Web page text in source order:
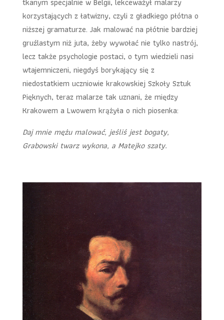
korzystających z łatwizny, czyli z gładkiego płótna o
niższej gramaturze. Jak malować na płótnie bardziej
gruźlastym niż juta, żeby wywołać nie tylko nastrój,
lecz także psychologie postaci, o tym wiedzieli nasi
wtajemniczeni, niegdyś borykający się z
niedostatkiem uczniowie krakowskiej Szkoły Sztuk
Pięknych, teraz malarze tak uznani, że między
Krakowem a Lwowem krążyła o nich piosenka:
Daj mnie mężu malować, jeśliś jest bogaty,
Grabowski twarz wykona, a Matejko szaty.